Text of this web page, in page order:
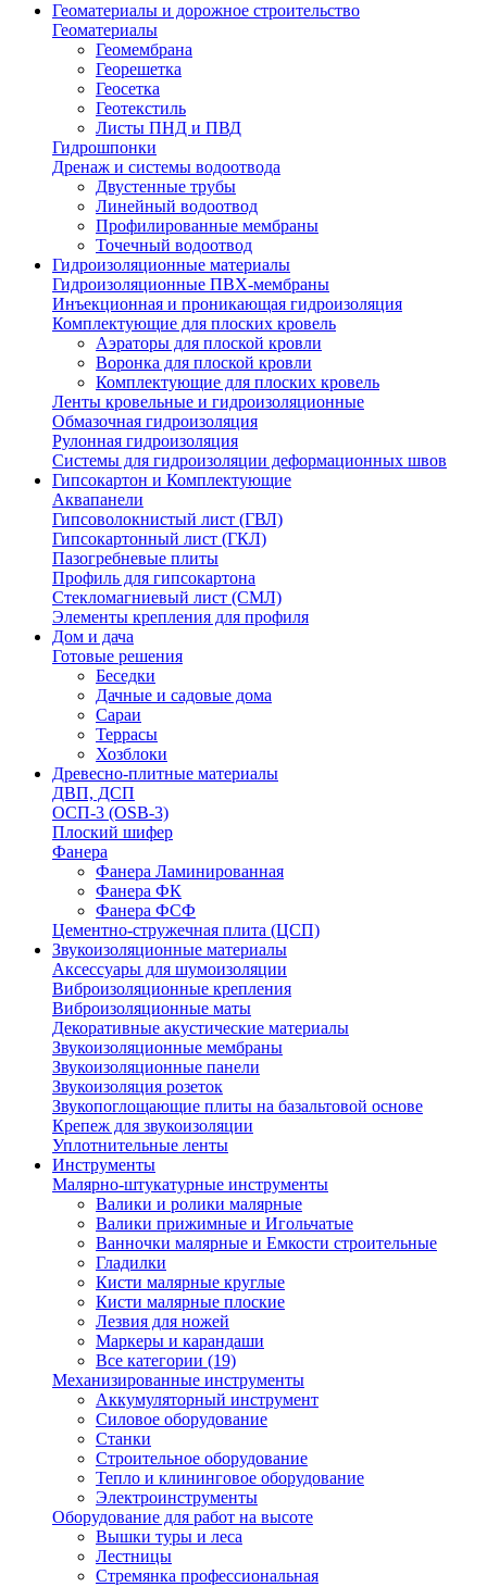
Геоматериалы и дорожное строительство
Геоматериалы
Геомембрана
Георешетка
Геосетка
Геотекстиль
Листы ПНД и ПВД
Гидрошпонки
Дренаж и системы водоотвода
Двустенные трубы
Линейный водоотвод
Профилированные мембраны
Точечный водоотвод
Гидроизоляционные материалы
Гидроизоляционные ПВХ-мембраны
Инъекционная и проникающая гидроизоляция
Комплектующие для плоских кровель
Аэраторы для плоской кровли
Воронка для плоской кровли
Комплектующие для плоских кровель
Ленты кровельные и гидроизоляционные
Обмазочная гидроизоляция
Рулонная гидроизоляция
Системы для гидроизоляции деформационных швов
Гипсокартон и Комплектующие
Аквапанели
Гипсоволокнистый лист (ГВЛ)
Гипсокартонный лист (ГКЛ)
Пазогребневые плиты
Профиль для гипсокартона
Стекломагниевый лист (СМЛ)
Элементы крепления для профиля
Дом и дача
Готовые решения
Беседки
Дачные и садовые дома
Сараи
Террасы
Хозблоки
Древесно-плитные материалы
ДВП, ДСП
ОСП-3 (OSB-3)
Плоский шифер
Фанера
Фанера Ламинированная
Фанера ФК
Фанера ФСФ
Цементно-стружечная плита (ЦСП)
Звукоизоляционные материалы
Аксессуары для шумоизоляции
Виброизоляционные крепления
Виброизоляционные маты
Декоративные акустические материалы
Звукоизоляционные мембраны
Звукоизоляционные панели
Звукоизоляция розеток
Звукопоглощающие плиты на базальтовой основе
Крепеж для звукоизоляции
Уплотнительные ленты
Инструменты
Малярно-штукатурные инструменты
Валики и ролики малярные
Валики прижимные и Игольчатые
Ванночки малярные и Емкости строительные
Гладилки
Кисти малярные круглые
Кисти малярные плоские
Лезвия для ножей
Маркеры и карандаши
Все категории (19)
Механизированные инструменты
Аккумуляторный инструмент
Силовое оборудование
Станки
Строительное оборудование
Тепло и клининговое оборудование
Электроинструменты
Оборудование для работ на высоте
Вышки туры и леса
Лестницы
Стремянка профессиональная